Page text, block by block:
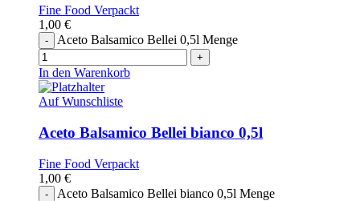
Fine Food Verpackt
1,00 €
Aceto Balsamico Bellei 0,5l Menge
In den Warenkorb
Auf Wunschliste
Aceto Balsamico Bellei bianco 0,5l
Fine Food Verpackt
1,00 €
Aceto Balsamico Bellei bianco 0,5l Menge